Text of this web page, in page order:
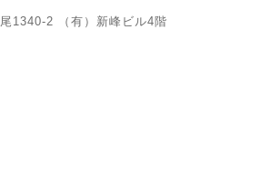
1340-2 （有）新峰ビル4階